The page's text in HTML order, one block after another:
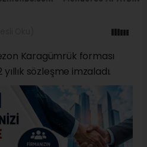
Karagümrük forması
sözleşme imzaladı.